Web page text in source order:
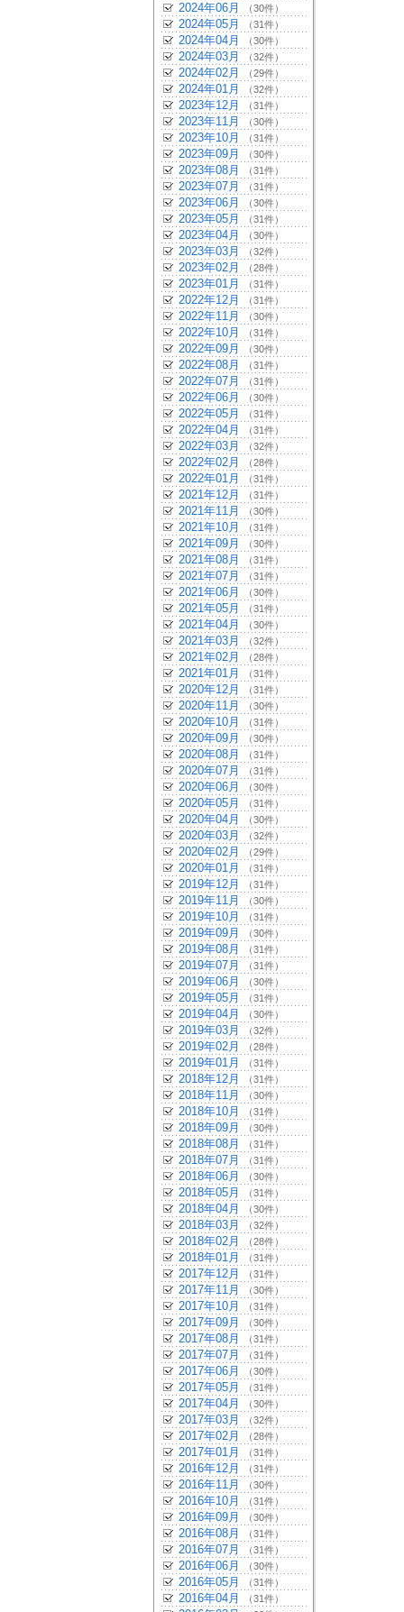
2024年06月 （30件）
2024年05月 （31件）
2024年04月 （30件）
2024年03月 （32件）
2024年02月 （29件）
2024年01月 （32件）
2023年12月 （31件）
2023年11月 （30件）
2023年10月 （31件）
2023年09月 （30件）
2023年08月 （31件）
2023年07月 （31件）
2023年06月 （30件）
2023年05月 （31件）
2023年04月 （30件）
2023年03月 （32件）
2023年02月 （28件）
2023年01月 （31件）
2022年12月 （31件）
2022年11月 （30件）
2022年10月 （31件）
2022年09月 （30件）
2022年08月 （31件）
2022年07月 （31件）
2022年06月 （30件）
2022年05月 （31件）
2022年04月 （31件）
2022年03月 （32件）
2022年02月 （28件）
2022年01月 （31件）
2021年12月 （31件）
2021年11月 （30件）
2021年10月 （31件）
2021年09月 （30件）
2021年08月 （31件）
2021年07月 （31件）
2021年06月 （30件）
2021年05月 （31件）
2021年04月 （30件）
2021年03月 （32件）
2021年02月 （28件）
2021年01月 （31件）
2020年12月 （31件）
2020年11月 （30件）
2020年10月 （31件）
2020年09月 （30件）
2020年08月 （31件）
2020年07月 （31件）
2020年06月 （30件）
2020年05月 （31件）
2020年04月 （30件）
2020年03月 （32件）
2020年02月 （29件）
2020年01月 （31件）
2019年12月 （31件）
2019年11月 （30件）
2019年10月 （31件）
2019年09月 （30件）
2019年08月 （31件）
2019年07月 （31件）
2019年06月 （30件）
2019年05月 （31件）
2019年04月 （30件）
2019年03月 （32件）
2019年02月 （28件）
2019年01月 （31件）
2018年12月 （31件）
2018年11月 （30件）
2018年10月 （31件）
2018年09月 （30件）
2018年08月 （31件）
2018年07月 （31件）
2018年06月 （30件）
2018年05月 （31件）
2018年04月 （30件）
2018年03月 （32件）
2018年02月 （28件）
2018年01月 （31件）
2017年12月 （31件）
2017年11月 （30件）
2017年10月 （31件）
2017年09月 （30件）
2017年08月 （31件）
2017年07月 （31件）
2017年06月 （30件）
2017年05月 （31件）
2017年04月 （30件）
2017年03月 （32件）
2017年02月 （28件）
2017年01月 （31件）
2016年12月 （31件）
2016年11月 （30件）
2016年10月 （31件）
2016年09月 （30件）
2016年08月 （31件）
2016年07月 （31件）
2016年06月 （30件）
2016年05月 （31件）
2016年04月 （31件）